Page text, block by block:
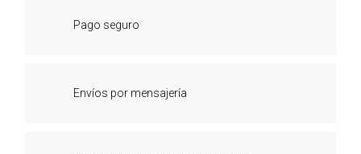
Pago seguro
Envíos por mensajería